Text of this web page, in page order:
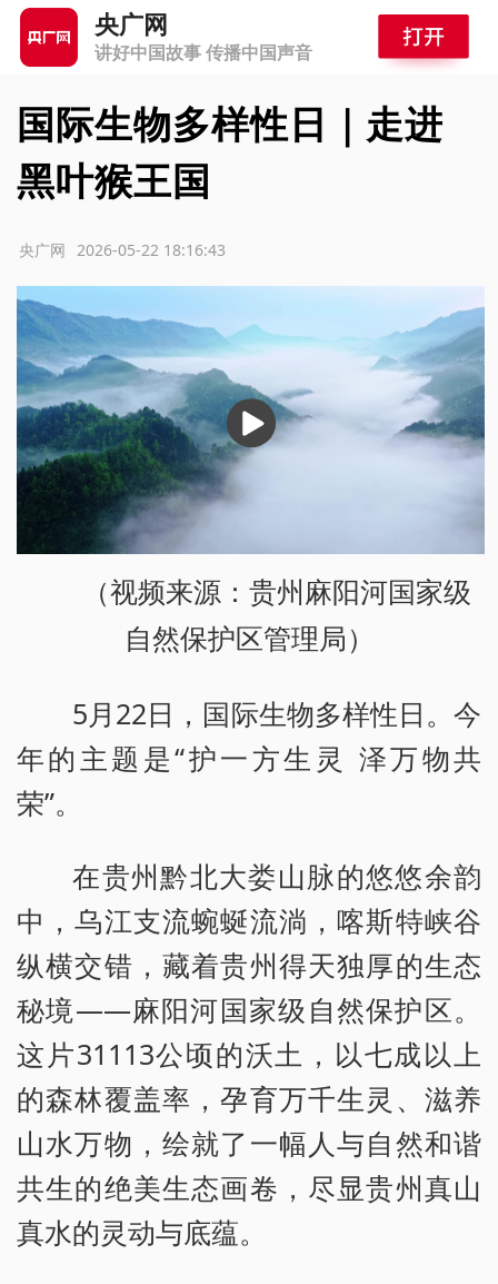
央广网
讲好中国故事 传播中国声音
国际生物多样性日｜走进
黑叶猴王国
2026-05-22 18:16:43
央广网
播
放
（视频来源：贵州麻阳河国家级
自然保护区管理局）
5月22日，国际生物多样性日。今
年的主题是“护一方生灵 泽万物共
荣”。
在贵州黔北大娄山脉的悠悠余韵
中，乌江支流蜿蜒流淌，喀斯特峡谷
纵横交错，藏着贵州得天独厚的生态
秘境——麻阳河国家级自然保护区。
这片31113公顷的沃土，以七成以上
的森林覆盖率，孕育万千生灵、滋养
山水万物，绘就了一幅人与自然和谐
共生的绝美生态画卷，尽显贵州真山
真水的灵动与底蕴。